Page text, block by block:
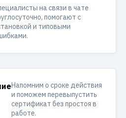
на связи в чате
помогают с
и типовыми
Напомним о сроке действия
и поможем перевыпустить
сертификат без простоя в
работе.